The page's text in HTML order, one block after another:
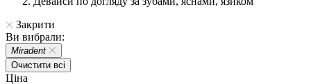
Закрити
Ви вибрали:
Miradent
Очистити всі
Ціна